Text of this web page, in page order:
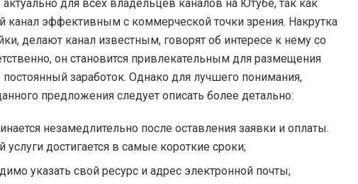
для всех владельцев каналов на Ютубе, так как
канал эффективным с коммерческой точки зрения. Накрутка
делают канал известным, говорят об интересе к нему со
он становится привлекательным для размещения
заработок. Однако для лучшего понимания,
предложения следует описать более детально:
незамедлительно после оставления заявки и оплаты.
достигается в самые короткие сроки;
указать свой ресурс и адрес электронной почты;